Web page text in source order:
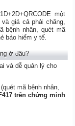
một
giá cả phải chăng,
bệnh nhân, quét mã
bảo hiểm y tế.
ở đâu?
và dễ quản lý cho
mã bệnh nhân,
trên chứng minh